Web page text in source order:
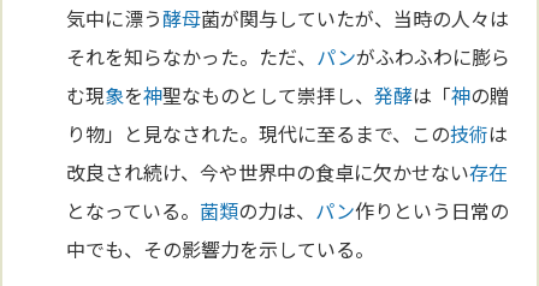
気中に漂う酵母菌が関与していたが、当時の人々は
それを知らなかった。ただ、 パンがふわふわに膨ら
む現象を神聖なものとして崇拝し、発酵は「神の贈
り物」と見なされた。現代に至るまで、この技術は
改良され続け、今や世界中の食卓に欠かせない存在
となっている。 菌類の力は、 パン作りという日常の
中でも、その影響力を示している。